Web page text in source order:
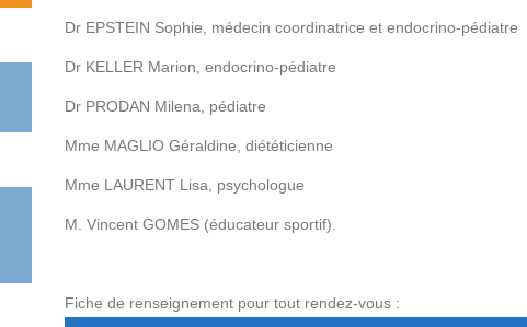
Dr EPSTEIN Sophie, médecin coordinatrice et endocrino-pédiatre
Dr KELLER Marion, endocrino-pédiatre
Dr PRODAN Milena, pédiatre
Mme MAGLIO Géraldine, diététicienne
Mme LAURENT Lisa, psychologue
M. Vincent GOMES (éducateur sportif).
Fiche de renseignement pour tout rendez-vous :